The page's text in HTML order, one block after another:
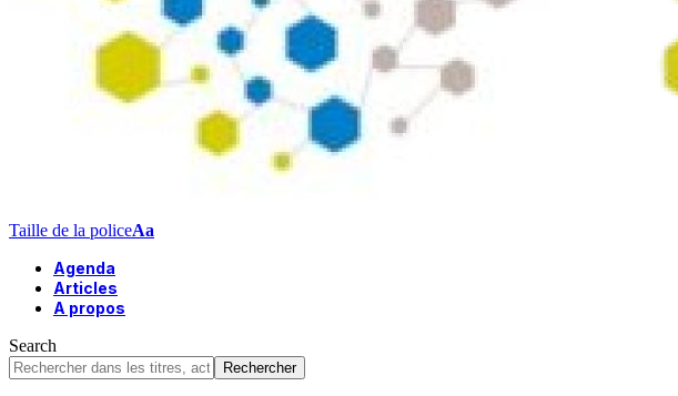
Taille de la policeAa
Agenda
Articles
A propos
Search